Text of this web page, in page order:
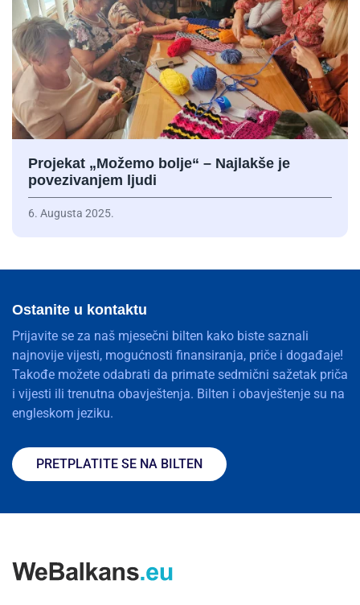
Projekat „Možemo bolje“ – Najlakše je
povezivanjem ljudi
6. Augusta 2025.
Ostanite u kontaktu
Prijavite se za naš mjesečni bilten kako biste saznali
najnovije vijesti, mogućnosti finansiranja, priče i događaje!
Takođe možete odabrati da primate sedmični sažetak priča
i vijesti ili trenutna obavještenja. Bilten i obavještenje su na
engleskom jeziku.
PRETPLATITE SE NA BILTEN